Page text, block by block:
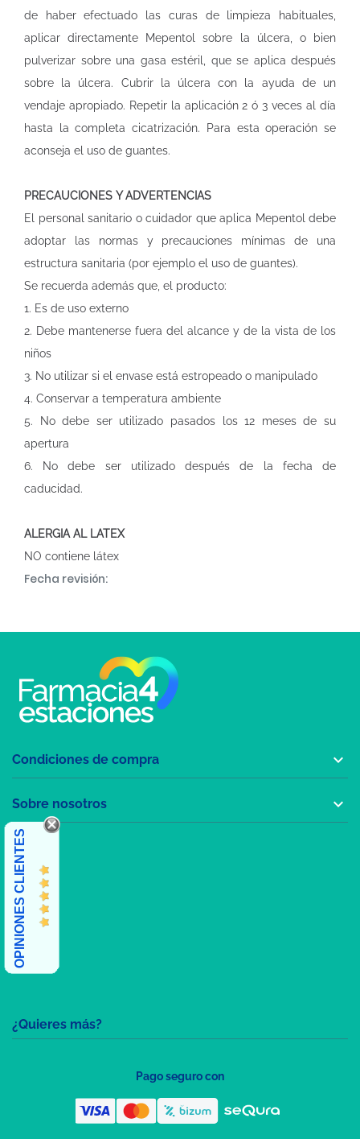
de haber efectuado las curas de limpieza habituales,
aplicar directamente Mepentol sobre la úlcera, o bien
pulverizar sobre una gasa estéril, que se aplica después
sobre la úlcera. Cubrir la úlcera con la ayuda de un
vendaje apropiado. Repetir la aplicación 2 ó 3 veces al día
hasta la completa cicatrización. Para esta operación se
aconseja el uso de guantes.
PRECAUCIONES Y ADVERTENCIAS
El personal sanitario o cuidador que aplica Mepentol debe
adoptar las normas y precauciones mínimas de una
estructura sanitaria (por ejemplo el uso de guantes).
Se recuerda además que, el producto:
1. Es de uso externo
2. Debe mantenerse fuera del alcance y de la vista de los
niños
3. No utilizar si el envase está estropeado o manipulado
4. Conservar a temperatura ambiente
5. No debe ser utilizado pasados los 12 meses de su
apertura
6. No debe ser utilizado después de la fecha de
caducidad.
ALERGIA AL LATEX
NO contiene látex
Fecha revisión:
¿Quieres más?
Condiciones de compra 
Sobre nosotros 
OPINIONES CLIENTES
Pago seguro con